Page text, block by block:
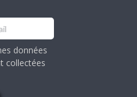
données
collectées